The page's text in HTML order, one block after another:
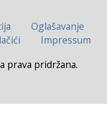
Oglašavanje
Impressum
prava pridržana.